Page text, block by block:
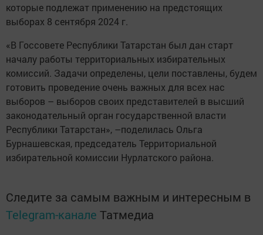
которые подлежат применению на предстоящих
выборах 8 сентября 2024 г.
«В Госсовете Республики Татарстан был дан старт
началу работы территориальных избирательных
комиссий. Задачи определены, цели поставлены, будем
готовить проведение очень важных для всех нас
выборов – выборов своих представителей в высший
законодательный орган государственной власти
Республики Татарстан», –поделилась Ольга
Бурнашевская, председатель Территориальной
избирательной комиссии Нурлатского района.
Следите за самым важным и интересным в
Telegram-канале Татмедиа